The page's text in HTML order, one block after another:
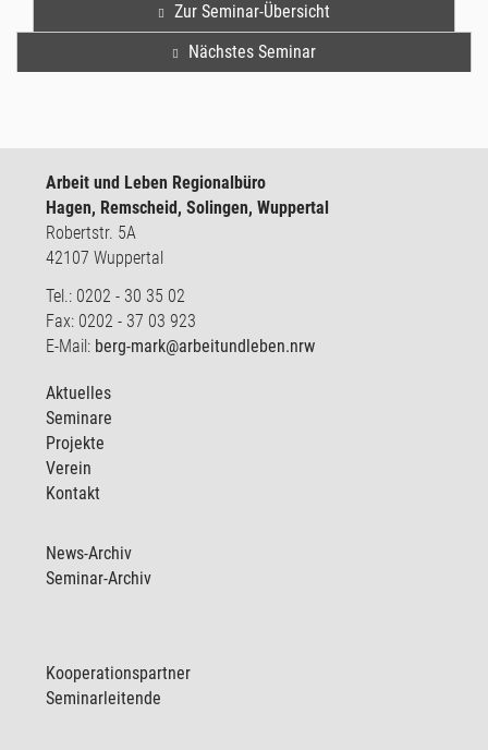
Zur Seminar-Übersicht
Nächstes Seminar
Arbeit und Leben Regionalbüro
Hagen, Remscheid, Solingen, Wuppertal
Robertstr. 5A
42107 Wuppertal
Tel.: 0202 - 30 35 02
Fax: 0202 - 37 03 923
E-Mail: berg-mark@arbeitundleben.nrw
Aktuelles
Seminare
Projekte
Verein
Kontakt
News-Archiv
Seminar-Archiv
Kooperationspartner
Seminarleitende